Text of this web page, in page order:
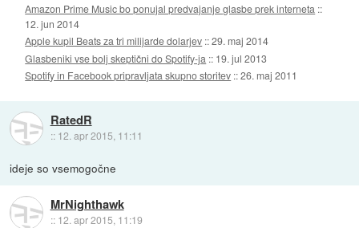
Amazon Prime Music bo ponujal predvajanje glasbe prek interneta ::
12. jun 2014
Apple kupil Beats za tri milijarde dolarjev ::29. maj 2014
Glasbeniki vse bolj skeptični do Spotify-ja :: 19. jul 2013
Spotify in Facebook pripravljata skupno storitev ::26. maj 2011
RatedR
:: 12. apr 2015, 11:11
ideje so vsemogočne
MrNighthawk
:: 12. apr 2015, 11:19